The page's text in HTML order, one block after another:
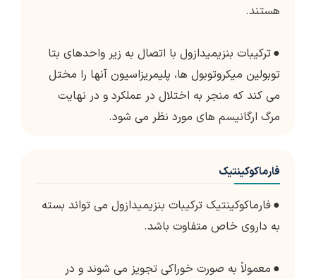
هستند.
●ترکیبات بنزیمیدازول با اتصال به زیر واحدهای بتا
توبولین میکروتوبول ها، پلیمریزاسیون آنها را مختل
می کند که منجر به اختلال در عملکرد و در نهایت
مرگ ارگانیسم های مورد نظر می شود.
فارماکوکینتیک
●فارماکوکینتیک ترکیبات بنزیمیدازول می تواند بسته
به داروی خاص متفاوت باشد.
● معمولاً به صورت خوراکی تجویز می شوند و در